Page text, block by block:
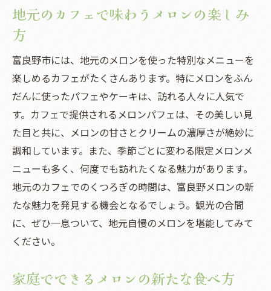
地元のカフェで味わうメロンの楽しみ
方
富良野市には、地元のメロンを使った特別なメニューを
楽しめるカフェがたくさんあります。特にメロンをふん
だんに使ったパフェやケーキは、訪れる人々に人気で
す。カフェで提供されるメロンパフェは、その美しい見
た目と共に、メロンの甘さとクリームの濃厚さが絶妙に
調和しています。また、季節ごとに変わる限定メロンメ
ニューも多く、何度でも訪れたくなる魅力があります。
地元のカフェでのくつろぎの時間は、富良野メロンの新
たな魅力を発見する機会となるでしょう。観光の合間
に、ぜひ一息ついて、地元自慢のメロンを堪能してみて
ください。
家庭でできるメロンの新たな食べ方